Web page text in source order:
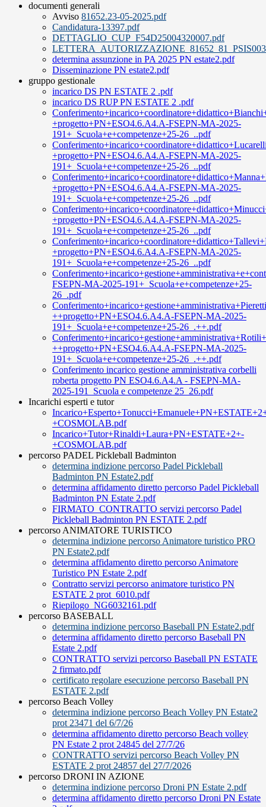
documenti generali
Avviso 81652.23-05-2025.pdf
Candidatura-13397.pdf
DETTAGLIO_CUP_F54D25004320007.pdf
determina assunzione in PA 2025 PN estate2.pdf
Disseminazione PN estate2.pdf
gruppo gestionale
incarico DS PN ESTATE 2 .pdf
incarico DS RUP PN ESTATE 2 .pdf
+progetto+PN+ESO4.6.A4.A-FSEPN-MA-2025-
191+_Scuola+e+competenze+25-26_..pdf
+progetto+PN+ESO4.6.A4.A-FSEPN-MA-2025-
191+_Scuola+e+competenze+25-26_..pdf
+progetto+PN+ESO4.6.A4.A-FSEPN-MA-2025-
191+_Scuola+e+competenze+25-26_..pdf
+progetto+PN+ESO4.6.A4.A-FSEPN-MA-2025-
191+_Scuola+e+competenze+25-26_..pdf
+progetto+PN+ESO4.6.A4.A-FSEPN-MA-2025-
191+_Scuola+e+competenze+25-26_..pdf
FSEPN-MA-2025-191+_Scuola+e+competenze+25-
26_.pdf
++progetto+PN+ESO4.6.A4.A-FSEPN-MA-2025-
191+_Scuola+e+competenze+25-26_.++.pdf
++progetto+PN+ESO4.6.A4.A-FSEPN-MA-2025-
191+_Scuola+e+competenze+25-26_.++.pdf
Conferimento incarico gestione amministrativa corbelli
roberta progetto PN ESO4.6.A4.A - FSEPN-MA-
2025-191_Scuola e competenze 25_26.pdf
Incarichi esperti e tutor
+COSMOLAB.pdf
Incarico+Tutor+Rinaldi+Laura+PN+ESTATE+2+-
+COSMOLAB.pdf
percorso PADEL Pickleball Badminton
determina indizione percorso Padel Pickleball
Badminton PN Estate2.pdf
determina affidamento diretto percorso Padel Pickleball
Badminton PN Estate 2.pdf
FIRMATO_CONTRATTO servizi percorso Padel
Pickleball Badminton PN ESTATE 2.pdf
percorso ANIMATORE TURISTICO
determina indizione percorso Animatore turistico PRO
PN Estate2.pdf
determina affidamento diretto percorso Animatore
Turistico PN Estate 2.pdf
Contratto servizi percorso animatore turistico PN
ESTATE 2 prot_6010.pdf
Riepilogo_NG6032161.pdf
percorso BASEBALL
determina indizione percorso Baseball PN Estate2.pdf
determina affidamento diretto percorso Baseball PN
Estate 2.pdf
CONTRATTO servizi percorso Baseball PN ESTATE
2 firmato.pdf
certificato regolare esecuzione percorso Baseball PN
ESTATE 2.pdf
percorso Beach Volley
determina indizione percorso Beach Volley PN Estate2
prot 23471 del 6/7/26
determina affidamento diretto percorso Beach volley
PN Estate 2 prot 24845 del 27/7/26
CONTRATTO servizi percorso Beach Volley PN
ESTATE 2 prot 24857 del 27/7/2026
percorso DRONI IN AZIONE
determina indizione percorso Droni PN Estate 2.pdf
determina affidamento diretto percorso Droni PN Estate